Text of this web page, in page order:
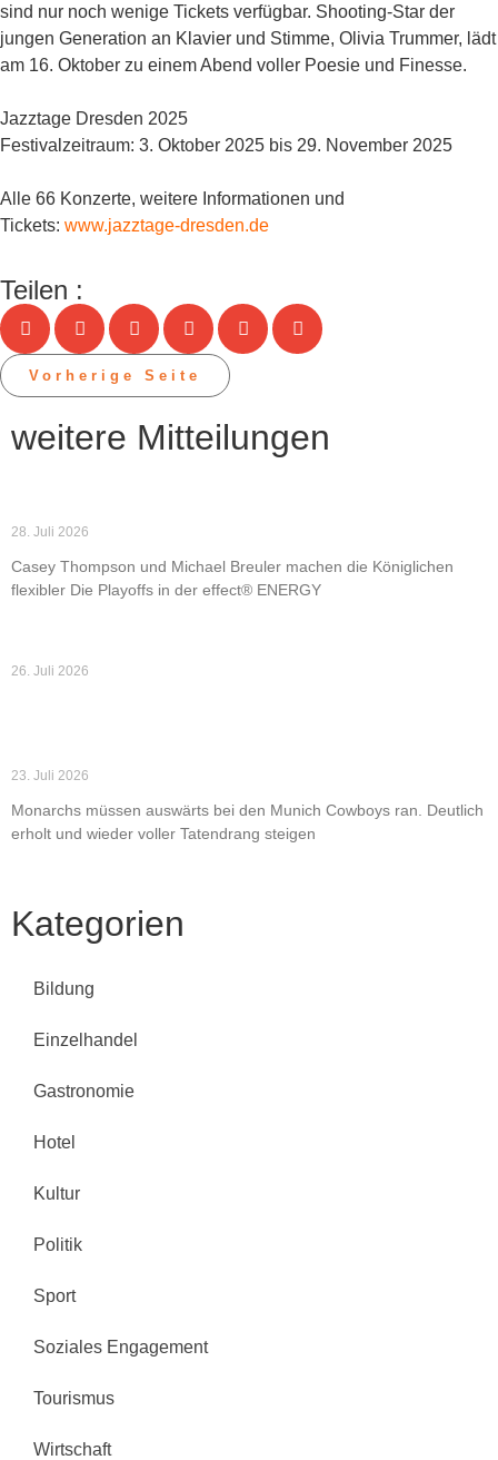
sind nur noch wenige Tickets verfügbar. Shooting-Star der
jungen Generation an Klavier und Stimme, Olivia Trummer, lädt
am 16. Oktober zu einem Abend voller Poesie und Finesse.
Jazztage Dresden 2025
Festivalzeitraum: 3. Oktober 2025 bis 29. November 2025
Alle 66 Konzerte, weitere Informationen und
Tickets: www.jazztage-dresden.de
Teilen :
Vorherige Seite
weitere Mitteilungen
28. Juli 2026
Casey Thompson und Michael Breuler machen die Königlichen
flexibler Die Playoffs in der effect® ENERGY
26. Juli 2026
23. Juli 2026
Monarchs müssen auswärts bei den Munich Cowboys ran. Deutlich
erholt und wieder voller Tatendrang steigen
Kategorien
Bildung
Einzelhandel
Gastronomie
Hotel
Kultur
Politik
Sport
Soziales Engagement
Tourismus
Wirtschaft